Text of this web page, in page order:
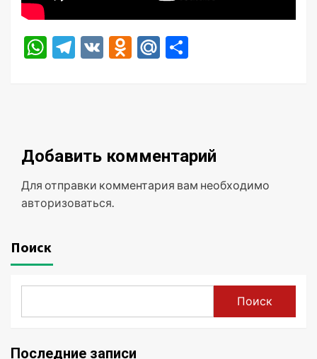
WhatsApp
Telegram
VK Odnoklassniki
Mail.Ru
Добавить комментарий
Для отправки комментария вам необходимо
авторизоваться
Поиск
Поиск
Последние записи